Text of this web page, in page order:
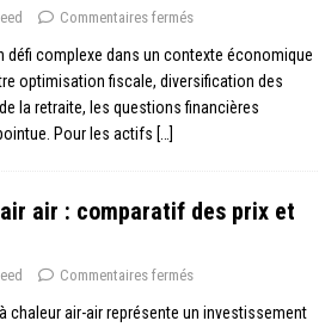
Commentaires fermés
défi complexe dans un contexte économique
optimisation fiscale, diversification des
la retraite, les questions financières
Pour les actifs […]
air : comparatif des prix et
Commentaires fermés
chaleur air-air représente un investissement